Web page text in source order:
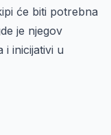
će biti potrebna
je njegov
i inicijativi u